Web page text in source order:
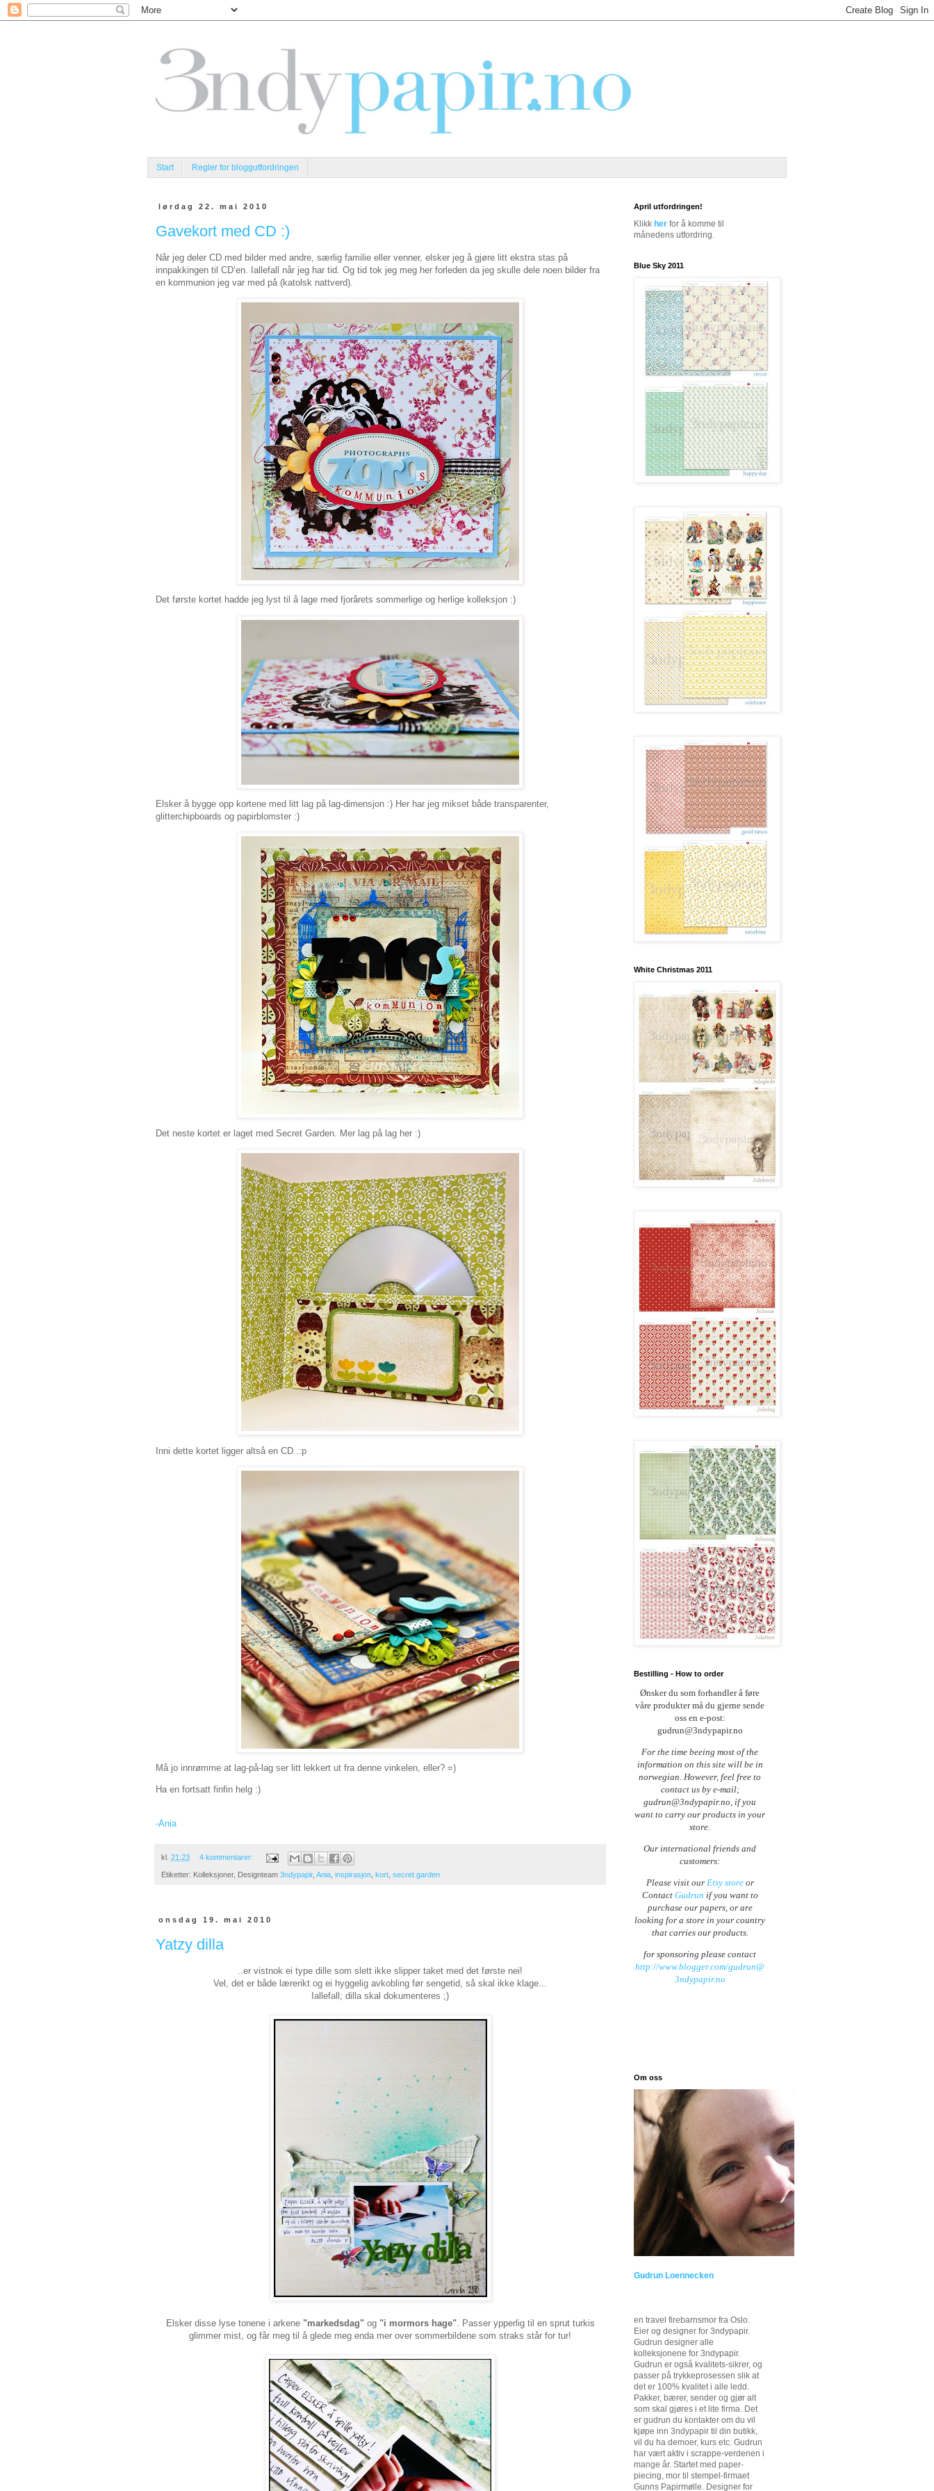
Start Regler for bloggutfordringen
lørdag 22. mai 2010
Gavekort med CD :)
Når jeg deler CD med bilder med andre, særlig familie eller venner, elsker jeg å gjøre litt ekstra stas på
innpakkingen til CD’en. Iallefall når jeg har tid. Og tid tok jeg meg her forleden da jeg skulle dele noen bilder fra
en kommunion jeg var med på (katolsk nattverd).
Det første kortet hadde jeg lyst til å lage med fjorårets sommerlige og herlige kolleksjon :)
Elsker å bygge opp kortene med litt lag på lag-dimensjon :) Her har jeg mikset både transparenter,
glitterchipboards og papirblomster :)
Det neste kortet er laget med Secret Garden. Mer lag på lag her :)
Inni dette kortet ligger altså en CD..:p
Må jo innrømme at lag-på-lag ser litt lekkert ut fra denne vinkelen, eller? =)
Ha en fortsatt finfin helg :)
-Ania
kl. 21:23 4 kommentarer:
Etiketter: Kolleksjoner, Designteam 3ndypapir, Ania inspirasjon kort secret garden
onsdag 19. mai 2010
Yatzy dilla
..er vistnok ei type dille som slett ikke slipper taket med det første nei!
Vel, det er både lærerikt og ei hyggelig avkobling før sengetid, så skal ikke klage...
Iallefall; dilla skal dokumenteres ;)
Elsker disse lyse tonene i arkene "markedsdag"og "i mormors hage". Passer ypperlig til en sprut turkis
glimmer mist, og får meg til å glede meg enda mer over sommerbildene som straks står for tur!
April utfordringen!
Klikk her for å komme til
månedens utfordring.
Blue Sky 2011
White Christmas 2011
Bestilling - How to order
Ønsker du som forhandler å føre
våre produkter må du gjerne sende
oss en e-post:
gudrun@3ndypapir.no
For the time beeing most of the
information on this site will be in
norwegian. However, feel free to
contact us by e-mail;
gudrun@3ndypapir.no, if you
want to carry our products in your
store.
Our international friends and
customers:
Please visit our Etsy storeor
Contact Gudrun if you want to
purchase our papers, or are
looking for a store in your country
that carries our products.
for sponsoring please contact
http://www.blogger.com/gudrun@
3ndypapir.no
Om oss
Gudrun Loennecken
en travel firebarnsmor fra Oslo.
Eier og designer for 3ndypapir.
Gudrun designer alle
kolleksjonene for 3ndypapir.
Gudrun er også kvalitets-sikrer, og
passer på trykkeprosessen slik at
det er 100% kvalitet i alle ledd.
Pakker, bærer, sender og gjør alt
som skal gjøres i et lite firma. Det
er gudrun du kontakter om du vil
kjøpe inn 3ndypapir til din butikk,
vil du ha demoer, kurs etc. Gudrun
har vært aktiv i scrappe-verdenen i
mange år. Startet med paper-
piecing, mor til stempel-firmaet
Gunns Papirmølle. Designer for